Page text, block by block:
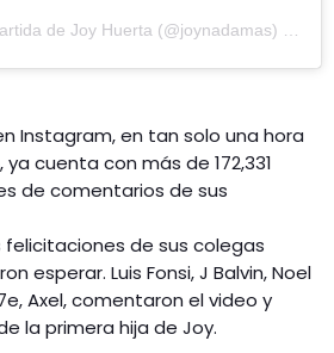
de Joy Huerta (@joynadamas)
Instagram, en tan solo una hora
cuenta con más de 172,331
de comentarios de sus
de sus colegas
esperar. Luis Fonsi, J Balvin, Noel
Axel, comentaron el video y
la primera hija de Joy.